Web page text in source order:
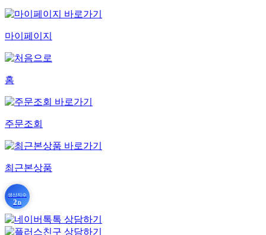
마이페이지
홈
주문조회
최근본상품
생산지수
2 D